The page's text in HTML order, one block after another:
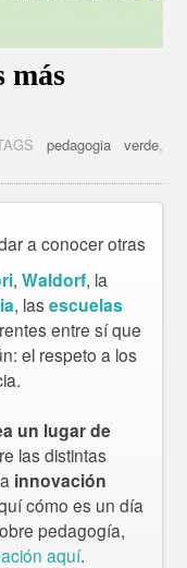
más
pedagogia verde,
a conocer otras
, Waldorf, la
, las escuelas
entre sí que
el respeto a los
un lugar de
las distintas
innovación
cómo es un día
pedagogía,
aquí.